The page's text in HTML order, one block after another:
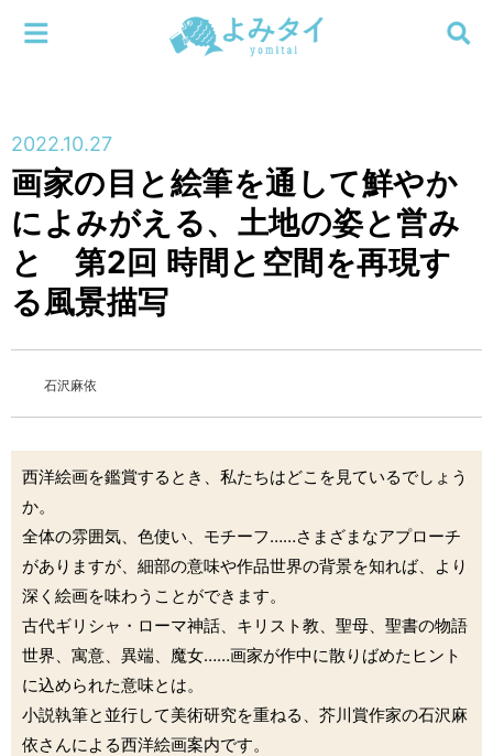
連載
新刊
特集
編集部
検索する
メニューを閉じる
2022.10.27
画家の目と絵筆を通して鮮やか
によみがえる、土地の姿と営み
と 第2回 時間と空間を再現す
る風景描写
石沢麻依
西洋絵画を鑑賞するとき、私たちはどこを見ているでしょう
か。
全体の雰囲気、色使い、モチーフ……さまざまなアプローチ
がありますが、細部の意味や作品世界の背景を知れば、より
深く絵画を味わうことができます。
古代ギリシャ・ローマ神話、キリスト教、聖母、聖書の物語
世界、寓意、異端、魔女……画家が作中に散りばめたヒント
に込められた意味とは。
小説執筆と並行して美術研究を重ねる、芥川賞作家の石沢麻
依さんによる西洋絵画案内です。